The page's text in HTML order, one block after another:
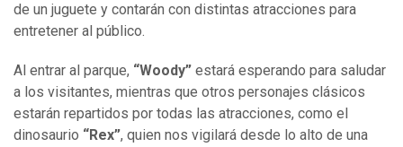
de un juguete y contarán con distintas atracciones para
entretener al público.
Al entrar al parque, “Woody” estará esperando para saludar
a los visitantes, mientras que otros personajes clásicos
estarán repartidos por todas las atracciones, como el
dinosaurio “Rex”, quien nos vigilará desde lo alto de una